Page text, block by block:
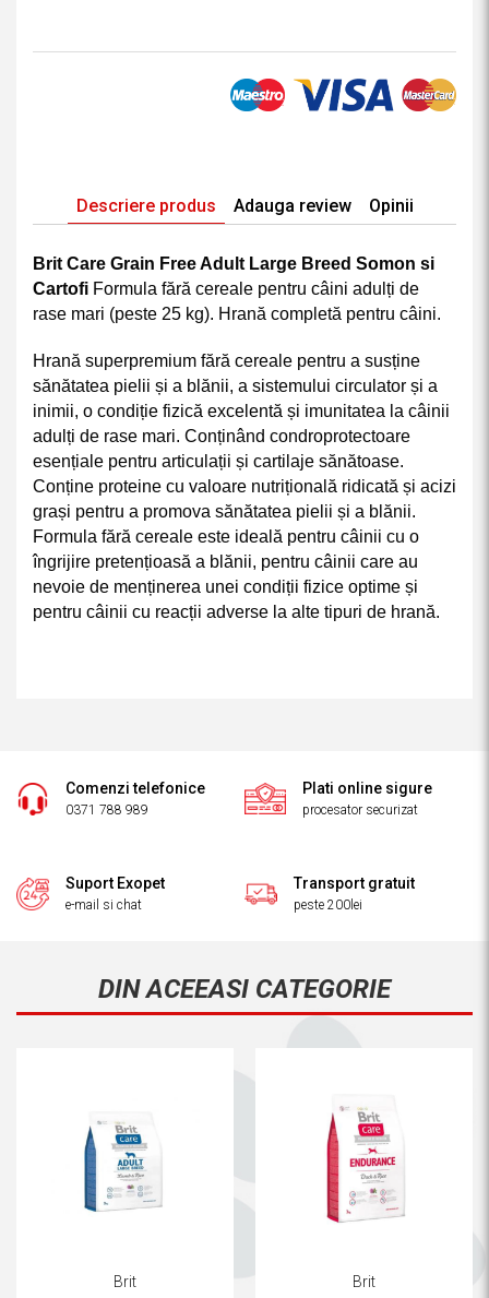
Descriere produs Adauga review Opinii
Brit Care Grain Free Adult Large Breed Somon si
Cartofi Formula fără cereale pentru câini adulți de
rase mari (peste 25 kg). Hrană completă pentru câini.
Hrană superpremium fără cereale pentru a susține
sănătatea pielii și a blănii, a sistemului circulator și a
inimii, o condiție fizică excelentă și imunitatea la câinii
adulți de rase mari. Conținând condroprotectoare
esențiale pentru articulații și cartilaje sănătoase.
Conține proteine cu valoare nutrițională ridicată și acizi
grași pentru a promova sănătatea pielii și a blănii.
Formula fără cereale este ideală pentru câinii cu o
îngrijire pretențioasă a blănii, pentru câinii care au
nevoie de menținerea unei condiții fizice optime și
pentru câinii cu reacții adverse la alte tipuri de hrană.
Comenzi telefonice
0371 788 989
Plati online sigure
procesator securizat
Suport Exopet
e-mail si chat
Transport gratuit
peste 200lei
DIN ACEEASI CATEGORIE
Brit Brit